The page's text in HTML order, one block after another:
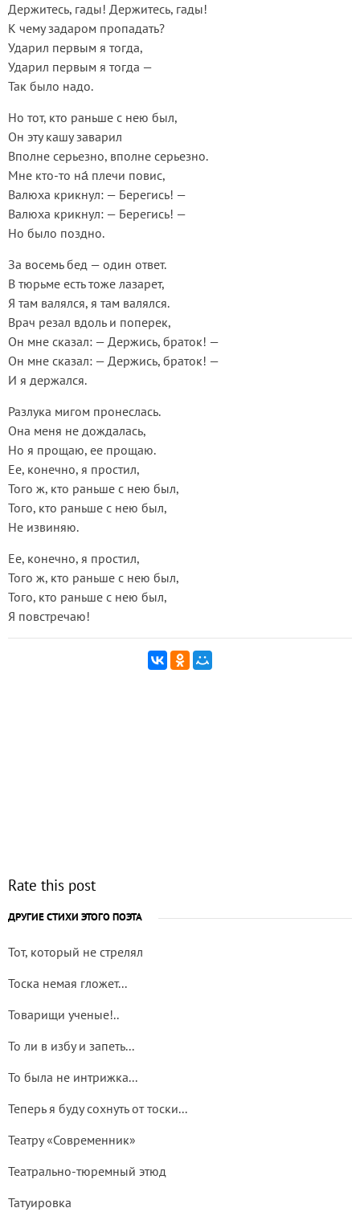
Держитесь, гады! Держитесь, гады!
К чему задаром пропадать?
Ударил первым я тогда,
Ударил первым я тогда —
Так было надо.
Но тот, кто раньше с нею был,
Он эту кашу заварил
Вполне серьезно, вполне серьезно.
Мне кто-то на́ плечи повис,
Валюха крикнул: — Берегись! —
Валюха крикнул: — Берегись! —
Но было поздно.
За восемь бед — один ответ.
В тюрьме есть тоже лазарет,
Я там валялся, я там валялся.
Врач резал вдоль и поперек,
Он мне сказал: — Держись, браток! —
Он мне сказал: — Держись, браток! —
И я держался.
Разлука мигом пронеслась.
Она меня не дождалась,
Но я прощаю, ее прощаю.
Ее, конечно, я простил,
Того ж, кто раньше с нею был,
Того, кто раньше с нею был,
Не извиняю.
Ее, конечно, я простил,
Того ж, кто раньше с нею был,
Того, кто раньше с нею был,
Я повстречаю!
Rate this post
ДРУГИЕ СТИХИ ЭТОГО ПОЭТА
Тот, который не стрелял
Тоска немая гложет...
Товарищи ученые!..
То ли в избу и запеть...
То была не интрижка...
Теперь я буду сохнуть от тоски...
Театру «Современник»
Театрально-тюремный этюд
Татуировка